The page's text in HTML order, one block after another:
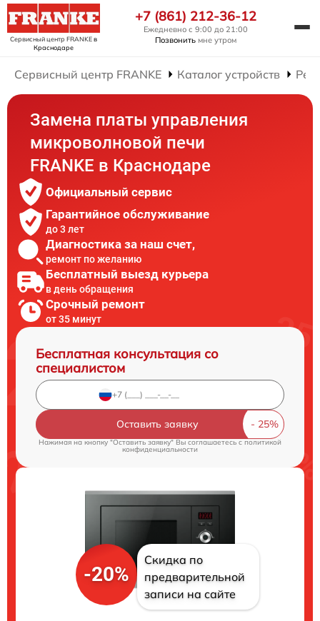
Сервисный центр FRANKEв
Краснодаре
+7 (861) 212-36-12
Ежедневно с 9:00 до 21:00
Позвонить мне утром
Сервисный центр FRANKE Каталог устройств
Замена платы управления
микроволновой печи
FRANKE в Краснодаре
Официальный сервис
Гарантийное обслуживание
до 3 лет
Диагностика за наш счет,
ремонт по желанию
Бесплатный выезд курьера
в день обращения
Срочный ремонт
от 35 минут
Бесплатная консультация со
специалистом
Оставить заявку
Нажимая на кнопку "Оставить заявку" Вы соглашаетесь cполитикой
конфиденциальности
-20%
Скидка по
предварительной
записи на сайте